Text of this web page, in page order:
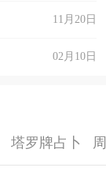
11月20日
02月10日
塔罗牌占卜